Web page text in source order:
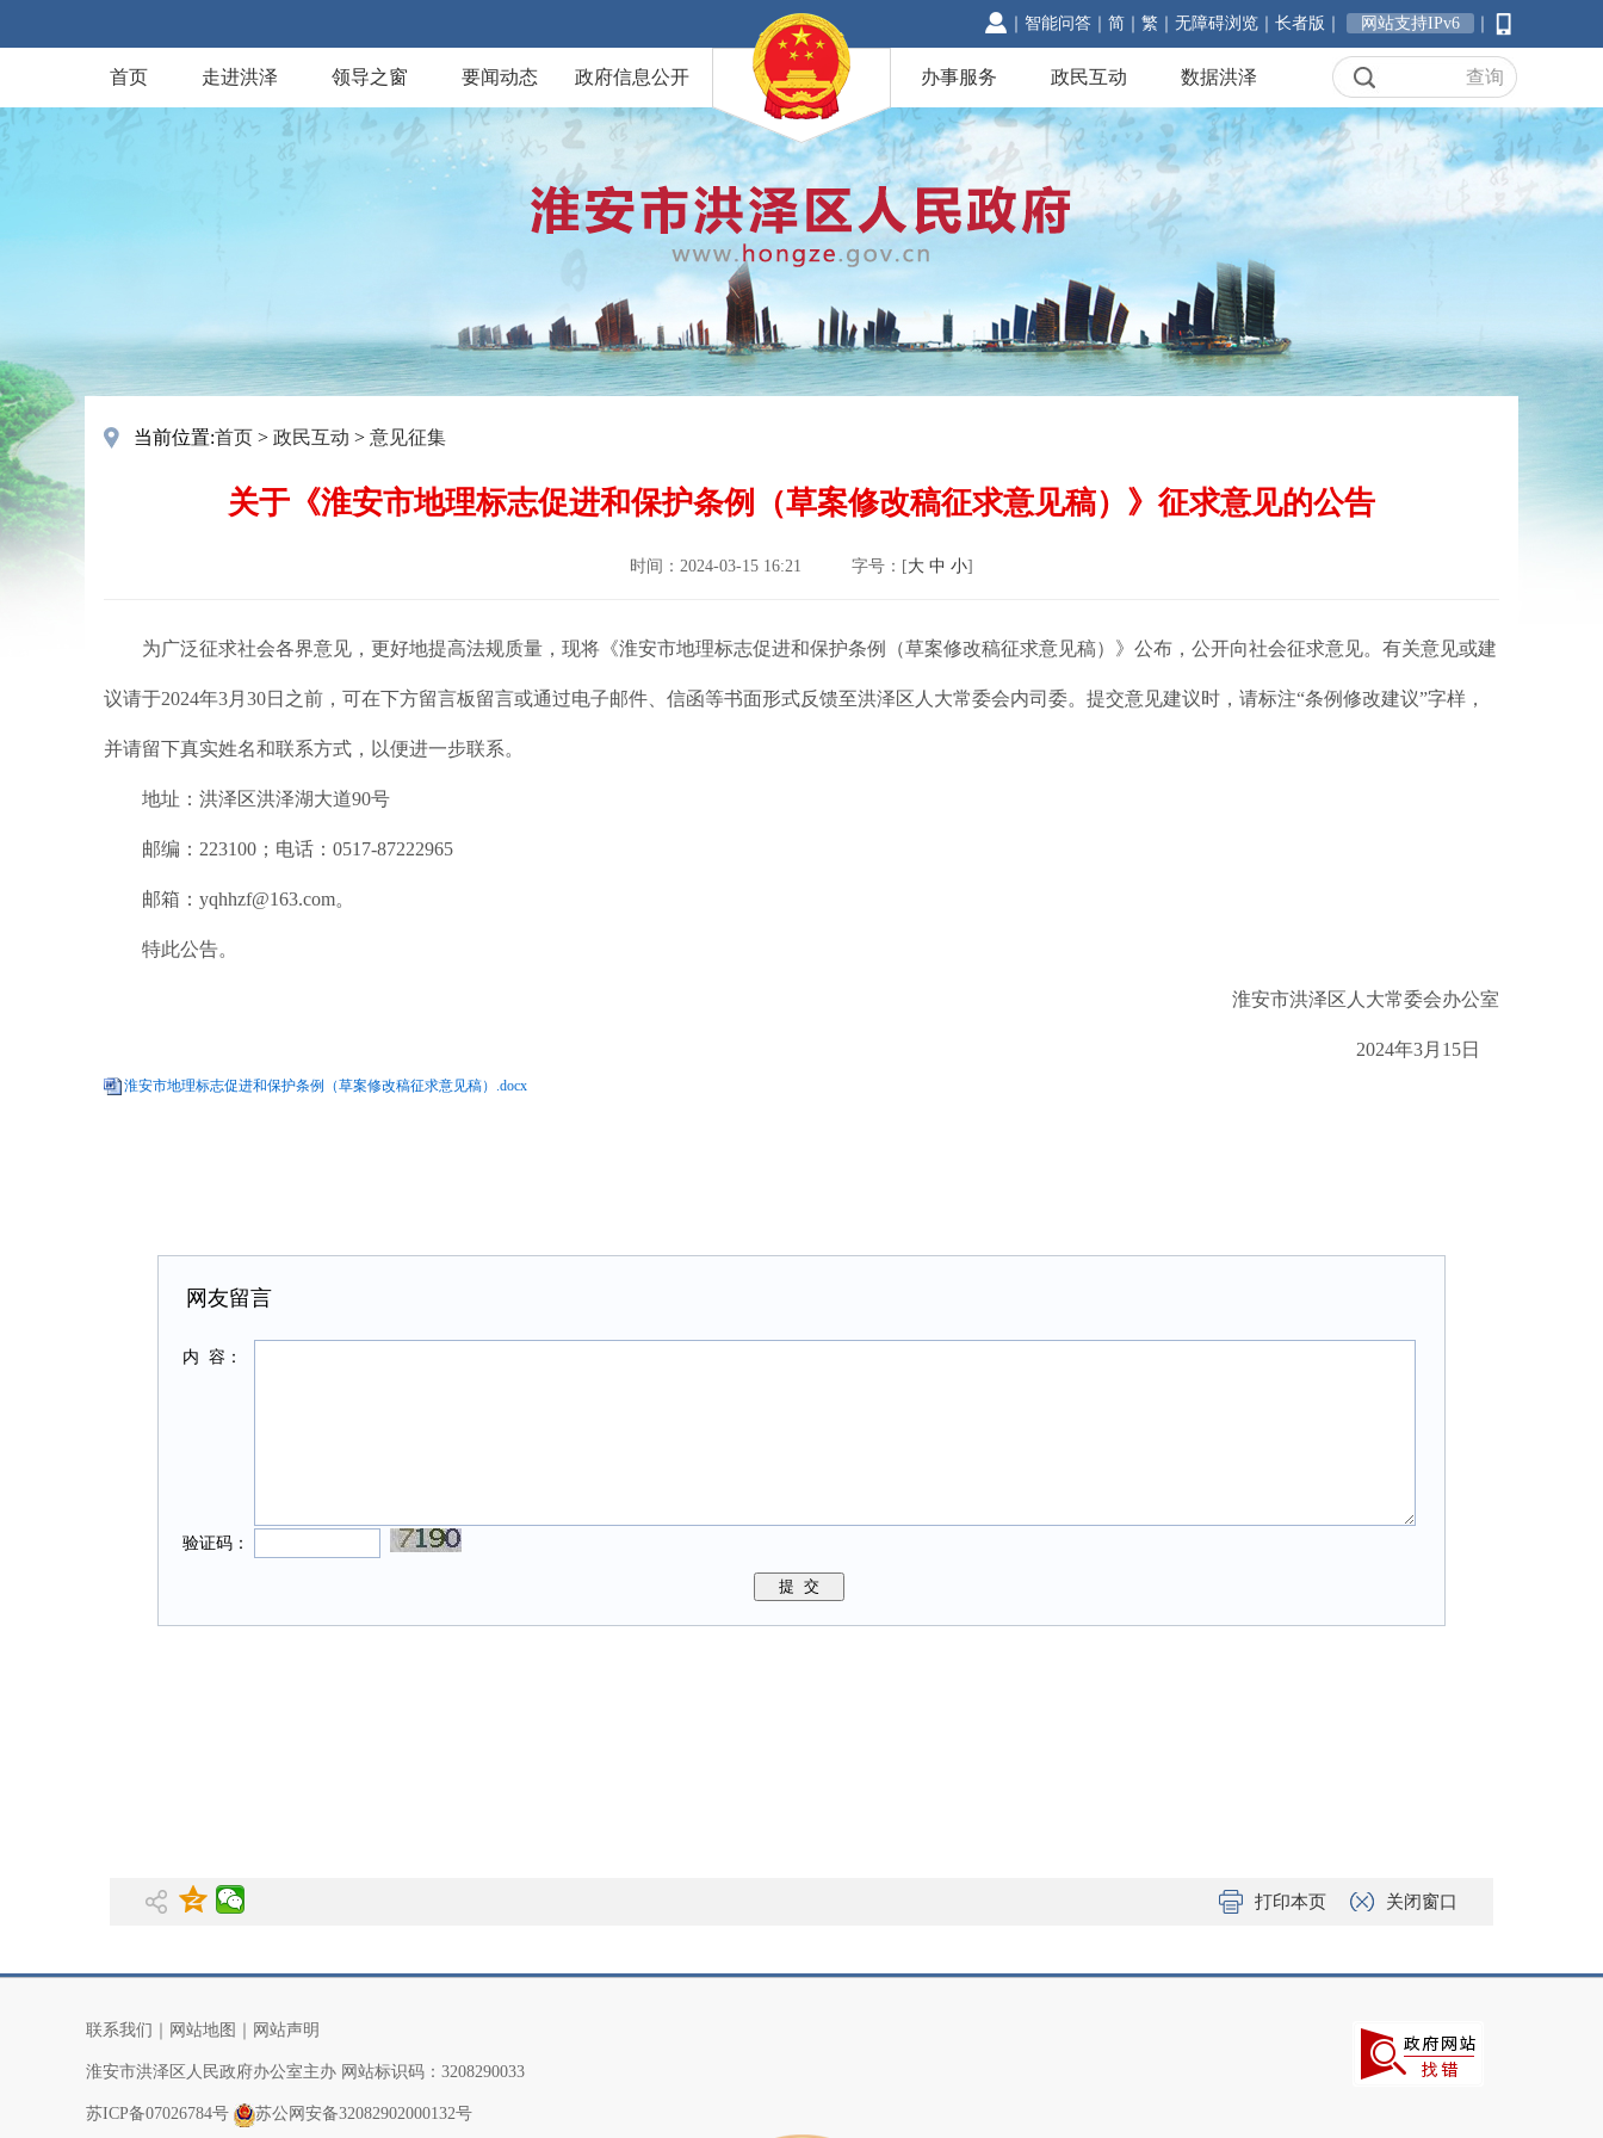
智能问答 简 繁 无障碍浏览 长者版 网站支持IPv6
首页 走进洪泽 领导之窗 要闻动态 政府信息公开 办事服务 政民互动 数据洪泽
当前位置:首页 > 政民互动 > 意见征集
关于《淮安市地理标志促进和保护条例（草案修改稿征求意见稿）》征求意见的公告
时间：2024-03-15 16:21 字号：[大 中 小]
为广泛征求社会各界意见，更好地提高法规质量，现将《淮安市地理标志促进和保护条例（草案修改稿征求意见稿）》公布，公开向社会征求意见。有关意见或建
议请于2024年3月30日之前，可在下方留言板留言或通过电子邮件、信函等书面形式反馈至洪泽区人大常委会内司委。提交意见建议时，请标注“条例修改建议”字样，
并请留下真实姓名和联系方式，以便进一步联系。
地址：洪泽区洪泽湖大道90号
邮编：223100；电话：0517-87222965
邮箱：yqhhzf@163.com。
特此公告。
淮安市洪泽区人大常委会办公室
2024年3月15日
淮安市地理标志促进和保护条例（草案修改稿征求意见稿）.docx
打印本页 关闭窗口
联系我们 网站地图 网站声明
淮安市洪泽区人民政府办公室主办 网站标识码：3208290033
苏ICP备07026784号 苏公网安备32082902000132号